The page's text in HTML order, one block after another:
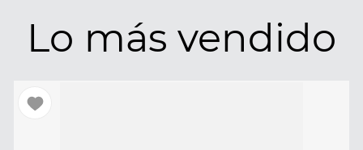
Lo más vendido